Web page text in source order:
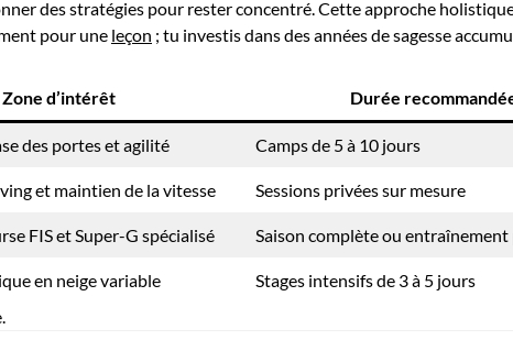
des stratégies pour rester concentré. Cette approche
pour une leçon ; tu investis dans des années de sagesse
Zone d’intérêt Durée
des portes et agilité Camps de 5 à 10 jours
et maintien de la vitesse Sessions privées sur mesure
FIS et Super-G spécialisé Saison complète ou entraînement
en neige variable
Stages intensifs de 3 à 5 jours